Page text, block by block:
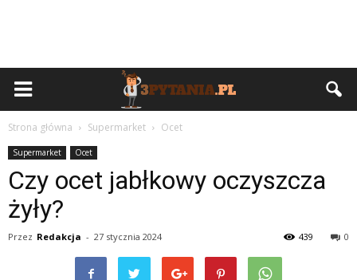
Strona główna Supermarket Ocet
Supermarket Ocet
Czy ocet jabłkowy oczyszcza
żyły?
Przez Redakcja - 27 stycznia 2024 0
439